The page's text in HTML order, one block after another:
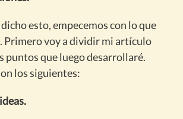
esto, empecemos con lo que
Primero voy a dividir mi artículo
puntos que luego desarrollaré.
los siguientes: